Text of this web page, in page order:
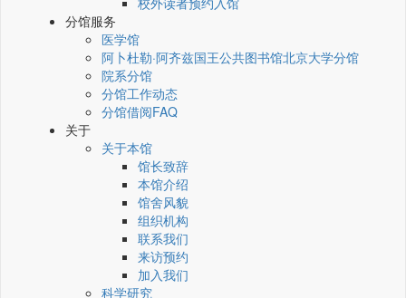
分馆服务
医学馆
阿卜杜勒·阿齐兹国王公共图书馆北京大学分馆
院系分馆
分馆工作动态
分馆借阅FAQ
关于
关于本馆
馆长致辞
本馆介绍
馆舍风貌
组织机构
联系我们
来访预约
加入我们
科学研究